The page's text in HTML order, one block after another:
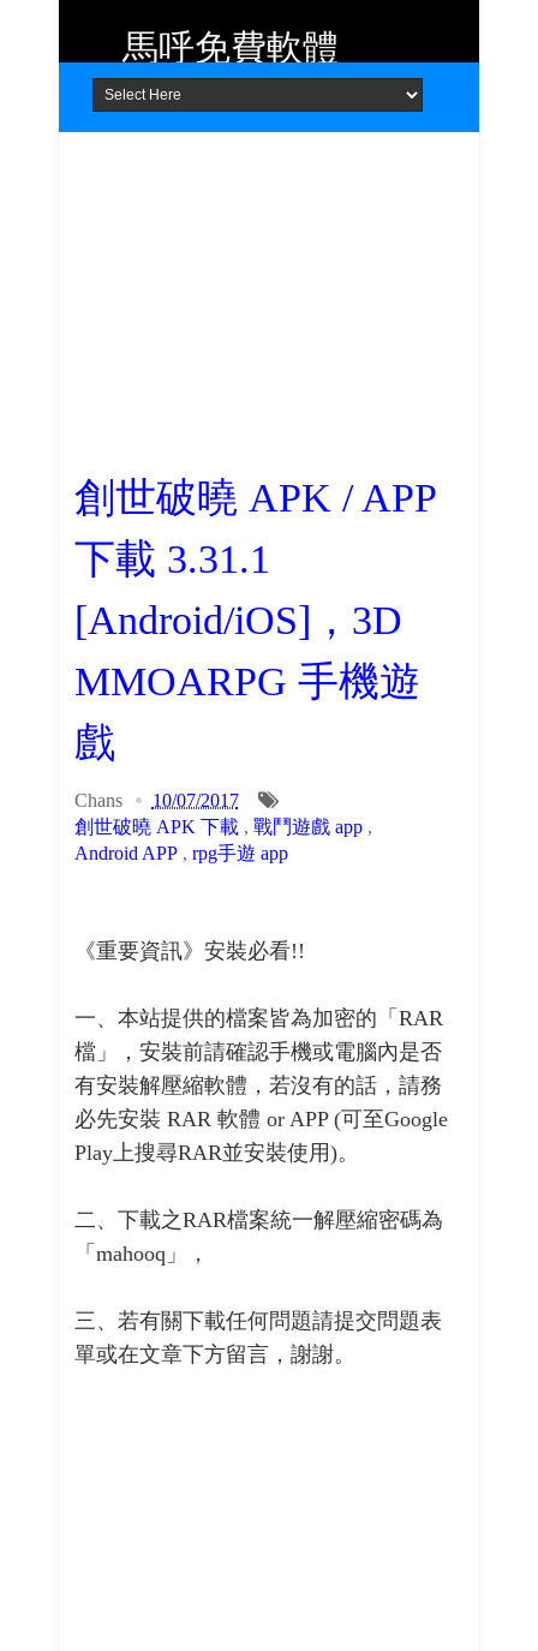
Home About Contact
馬呼免費軟體
提供 Android、iOS 好用的手機應用
程式及 Windows 免費軟體
創世破曉 APK / APP
下載 3.31.1
[Android/iOS]，3D
MMOARPG 手機遊
戲
Chans
10/07/2017
創世破曉 APK 下載, 戰鬥遊戲 app,
Android APP, rpg手遊 app
《重要資訊》安裝必看!!
一、本站提供的檔案皆為加密的「RAR
檔」，安裝前請確認手機或電腦內是否
有安裝解壓縮軟體，若沒有的話，請務
必先安裝 RAR 軟體 or APP (可至Google
Play上搜尋RAR並安裝使用)。
二、下載之RAR檔案統一解壓縮密碼為
「mahooq」，
三、若有關下載任何問題請提交問題表
單或在文章下方留言，謝謝。